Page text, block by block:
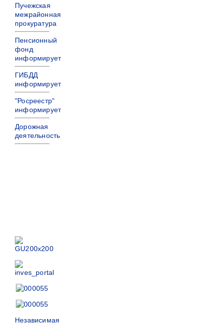
Пучежская
межрайонная
прокуратура
Пенсионный
фонд
информирует
ГИБДД
информирует
"Росреестр"
информирует
Дорожная
деятельность
Независимая